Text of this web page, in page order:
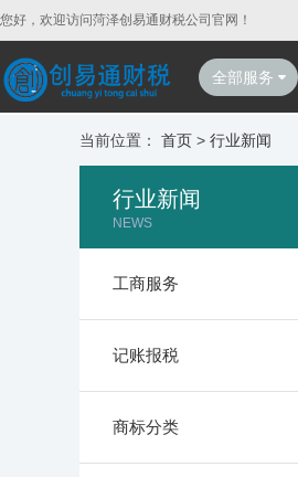
您好，欢迎访问菏泽创易通财税公司官网！
全部服务
当前位置： 首页 > 行业新闻
行业新闻
NEWS
工商服务
记账报税
商标分类